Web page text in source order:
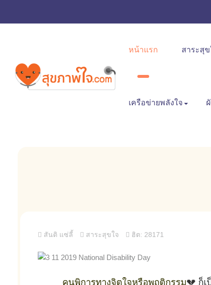
หน้าแรก สาระสุข
เครือข่ายพลังใจ
สันติ แซ่ลี้ สาระสุขใจ ฮิต: 28171
คนพิการทางจิตใจหรือพฤติกรรม💔 ก็